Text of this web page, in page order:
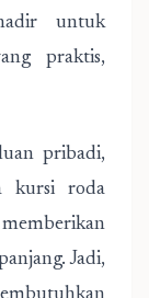
untuk
praktis,
pribadi,
kursi roda
Jadi,